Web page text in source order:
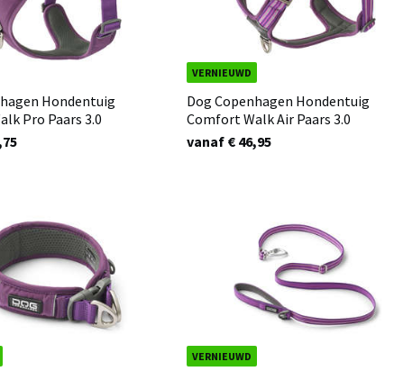
Hondentuig
Pro Paars 3.0
VERNIEUWD
Dog Copenhagen Hondentuig
Comfort Walk Air Paars 3.0
vanaf € 46,95
VERNIEUWD